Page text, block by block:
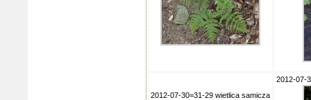
2012-07-30=31-29 wietlica samicza
2012-07-